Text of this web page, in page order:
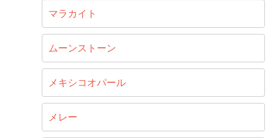
マラカイト
ムーンストーン
メキシコオパール
メレー